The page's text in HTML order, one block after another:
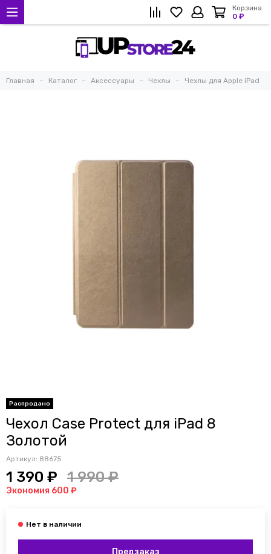
Корзина
0 ₽
Главная Каталог Аксессуары Чехлы Чехлы для Apple iPad
Распродано
Чехол Case Protect для iPad 8
Золотой
Артикул: 88675
1 390 ₽ 1 990 ₽
Экономия 600 ₽
Предзаказ